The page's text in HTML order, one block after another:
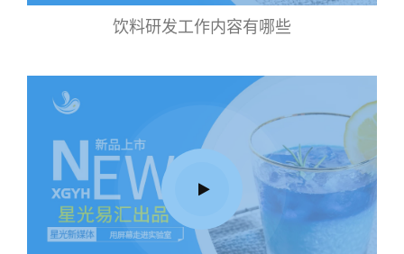
饮料研发工作内容有哪些